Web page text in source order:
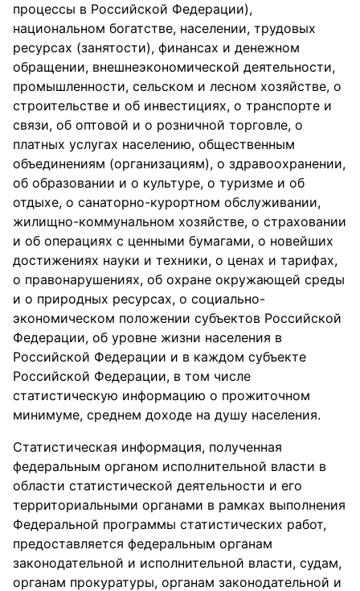
процессы в Российской Федерации),
национальном богатстве, населении, трудовых
ресурсах (занятости), финансах и денежном
обращении, внешнеэкономической деятельности,
промышленности, сельском и лесном хозяйстве, о
строительстве и об инвестициях, о транспорте и
связи, об оптовой и о розничной торговле, о
платных услугах населению, общественным
объединениям (организациям), о здравоохранении,
об образовании и о культуре, о туризме и об
отдыхе, о санаторно-курортном обслуживании,
жилищно-коммунальном хозяйстве, о страховании
и об операциях с ценными бумагами, о новейших
достижениях науки и техники, о ценах и тарифах,
о правонарушениях, об охране окружающей среды
и о природных ресурсах, о социально-
экономическом положении субъектов Российской
Федерации, об уровне жизни населения в
Российской Федерации и в каждом субъекте
Российской Федерации, в том числе
статистическую информацию о прожиточном
минимуме, среднем доходе на душу населения.
Статистическая информация, полученная
федеральным органом исполнительной власти в
области статистической деятельности и его
территориальными органами в рамках выполнения
Федеральной программы статистических работ,
предоставляется федеральным органам
законодательной и исполнительной власти, судам,
органам прокуратуры, органам законодательной и